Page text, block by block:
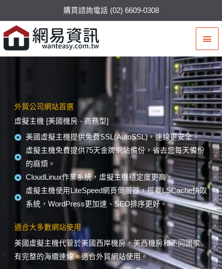
購買諮詢電話 (02) 6609-0308
主
要
選
單
外貿公司網站首選
虛擬主機 [美國機房 - 商務型]
美國虛擬主機提供免費SSL(AutoSSL)，連線更安全。
虛擬主機免費提供75天金牌網站備份，省去您每天備份
的麻煩。
CloudLinux作業系統，虛擬主機穩定度更高。
虛擬主機使用LiteSpeed網頁伺服器，搭載LSCache快取
系統，WordPress更加速、SEO排序更好。
適合大多數網站使用
美國虛擬主機代管於美國西岸機房，美西機房和不同國家
有完整的海纜連線，適合外貿網站使用。